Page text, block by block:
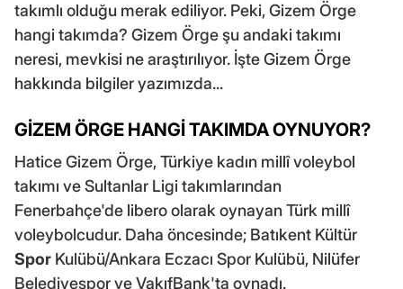
takımlı olduğu merak ediliyor. Peki, Gizem Örge
hangi takımda? Gizem Örge şu andaki takımı
neresi, mevkisi ne araştırılıyor. İşte Gizem Örge
hakkında bilgiler yazımızda...
GİZEM ÖRGE HANGİ TAKIMDA OYNUYOR?
Hatice Gizem Örge, Türkiye kadın millî voleybol
takımı ve Sultanlar Ligi takımlarından
Fenerbahçe'de libero olarak oynayan Türk millî
voleybolcudur. Daha öncesinde; Batıkent Kültür
Spor Kulübü/Ankara Eczacı Spor Kulübü, Nilüfer
Belediyespor ve VakıfBank'ta oynadı.